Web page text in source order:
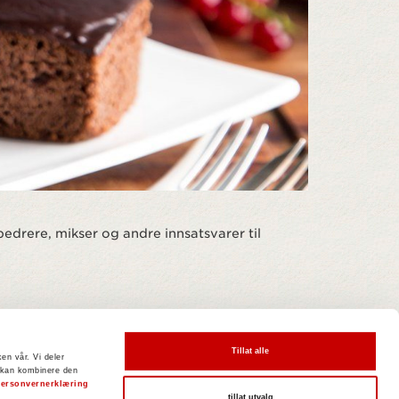
vår. Vi deler
kombinere den
Tillat alle
tillat utvalg
mikser og andre innsatsvarer til